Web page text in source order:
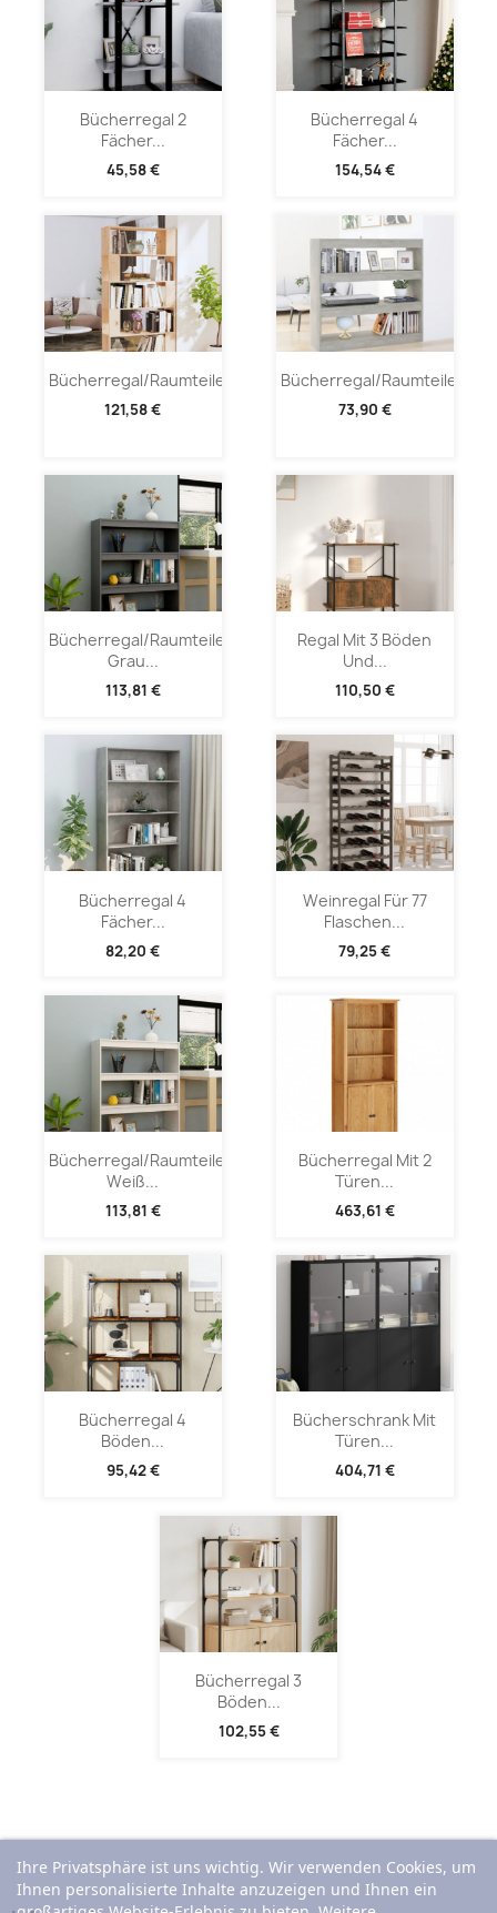
Bücherregal 2
Fächer...
45,58 €
Bücherregal 4
Fächer...
154,54 €
Bücherregal/Raumteiler...
121,58 €
Bücherregal/Raumteiler...
73,90 €
Bücherregal/Raumteiler
Grau...
113,81 €
Regal Mit 3 Böden
Und...
110,50 €
Bücherregal 4
Fächer...
82,20 €
Weinregal Für 77
Flaschen...
79,25 €
Bücherregal/Raumteiler
Weiß...
113,81 €
Bücherregal Mit 2
Türen...
463,61 €
Bücherregal 4
Böden...
95,42 €
Bücherschrank Mit
Türen...
404,71 €
Bücherregal 3
Böden...
102,55 €
Ihre Privatsphäre ist uns wichtig. Wir verwenden Cookies, um
Ihnen personalisierte Inhalte anzuzeigen und Ihnen ein